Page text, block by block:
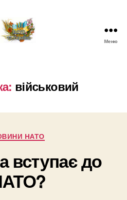
Новини
про
в
Меню
військовий
Категорії
НАТО
вступає до